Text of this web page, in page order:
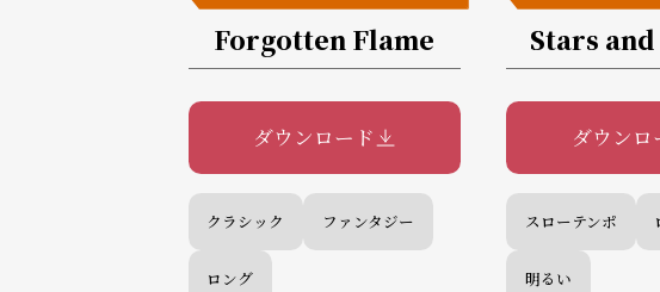
Forgotten Flame
ダウンロード
クラシック ファンタジー
ロング
Stars
ダウンロ
スローテンポ
明るい